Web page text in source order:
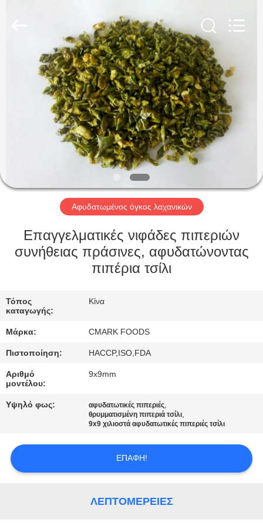
ΑΡΧΙΚΉ
ΣΕΛΊΔΑ
ΠΡΟΪΌΝΤΑ
ΜΕ
ΕΜΆΣ
ΕΠΙΣΚΈΨΕΙΣ
ΣΤΟ
ΕΡΓΟΣΤΆΣΙΟ
ΈΛΕΓΧΟΣ
ΠΟΙΌΤΗΤΑΣ
ΕΠΙΚΟΙΝΩΝΉΣΤΕ
ΜΑΖΊ
ΜΑΣ
ΥΠΟΘΈΣΕΙΣ
Αφυδατωμένος όγκος λαχανικών
Επαγγελματικές νιφάδες πιπεριών
συνήθειας πράσινες, αφυδατώνοντας
πιπέρια τσίλι
Τόπος
καταγωγής:
Κίνα
Μάρκα: CMARK FOODS
Πιστοποίηση: HACCP,ISO,FDA
Αριθμό
μοντέλου:
9x9mm
Υψηλό φως: αφυδατωτικές πιπεριές,
θρυμματισμένη πιπεριά τσίλι,
9x9 χιλιοστά αφυδατωτικές πιπεριές τσίλι
ΕΠΑΦΉ!
ΛΕΠΤΟΜΈΡΕΙΕΣ